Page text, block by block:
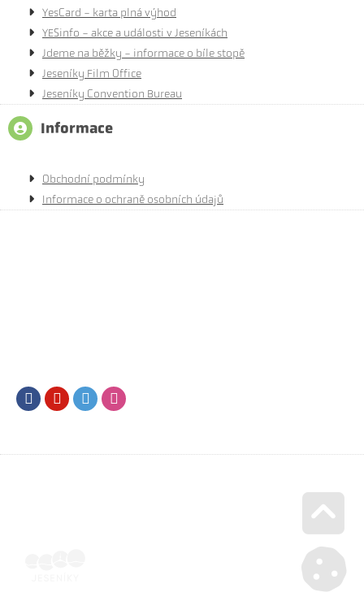
YesCard - karta plná výhod
YESinfo - akce a události v Jeseníkách
Jdeme na běžky - informace o bíle stopě
Jeseníky Film Office
Jeseníky Convention Bureau
Informace
Obchodní podmínky
Informace o ochraně osobních údajů
FacebookYoutubeTwitter
Go